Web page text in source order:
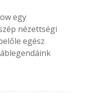
egy
nézettségi
egész